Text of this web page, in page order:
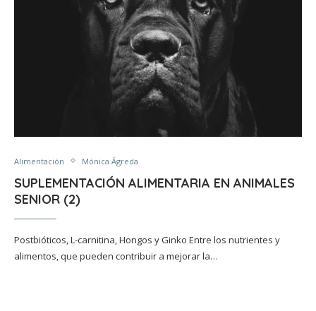
Alimentación Mónica Ágreda
SUPLEMENTACIÓN ALIMENTARIA EN ANIMALES
SENIOR (2)
Postbióticos, L-carnitina, Hongos y Ginko Entre los nutrientes y
alimentos, que pueden contribuir a mejorar la…